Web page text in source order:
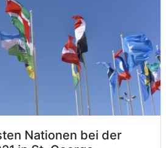
Nationen bei der